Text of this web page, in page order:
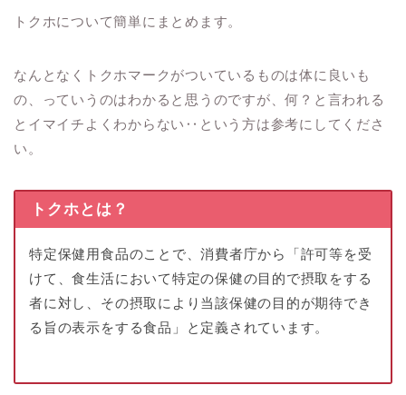
トクホについて簡単にまとめます。
なんとなくトクホマークがついているものは体に良いも
の、っていうのはわかると思うのですが、何？と言われる
とイマイチよくわからない‥という方は参考にしてくださ
い。
トクホとは？
特定保健用食品のことで、消費者庁から「許可等を受
けて、食生活において特定の保健の目的で摂取をする
者に対し、その摂取により当該保健の目的が期待でき
る旨の表示をする食品」と定義されています。